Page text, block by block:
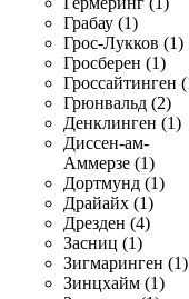
Грабау (1)
Грос-Лукков (1)
Гросберен (1)
Гроссайтинген
Грюнвальд (2)
Денклинген (1)
Диссен-ам-
Аммерзе (1)
Дортмунд (1)
Драйайх (1)
Дрезден (4)
Засниц (1)
Зигмаринген (1)
Зинцхайм (1)